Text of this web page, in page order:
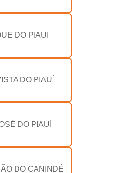
DO PIAUÍ
DO PIAUÍ
DO PIAUÍ
DO CANINDÉ